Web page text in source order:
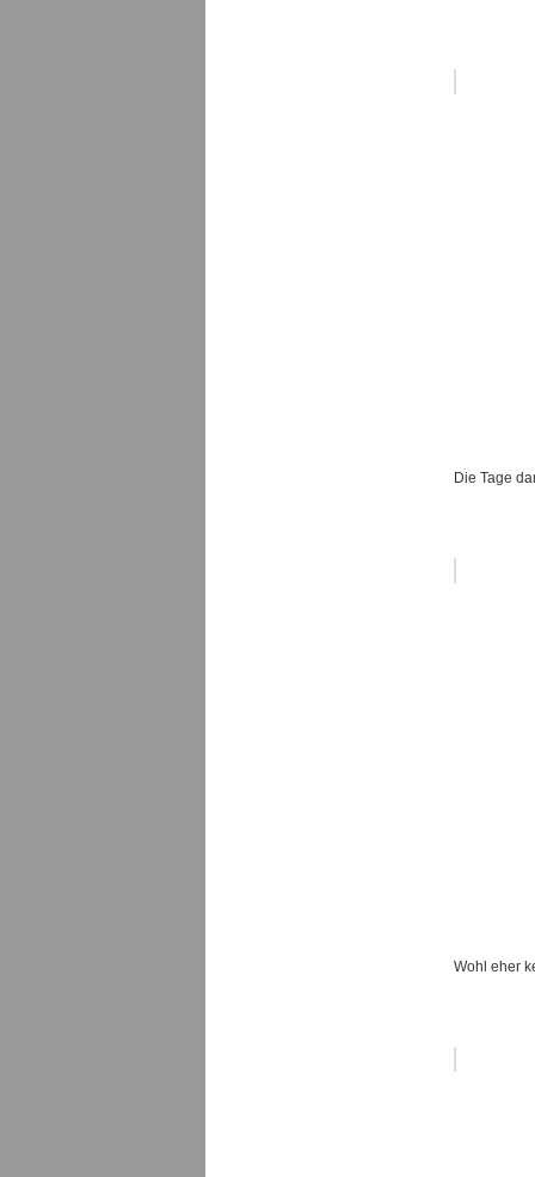
Die Tage
Wohl eher